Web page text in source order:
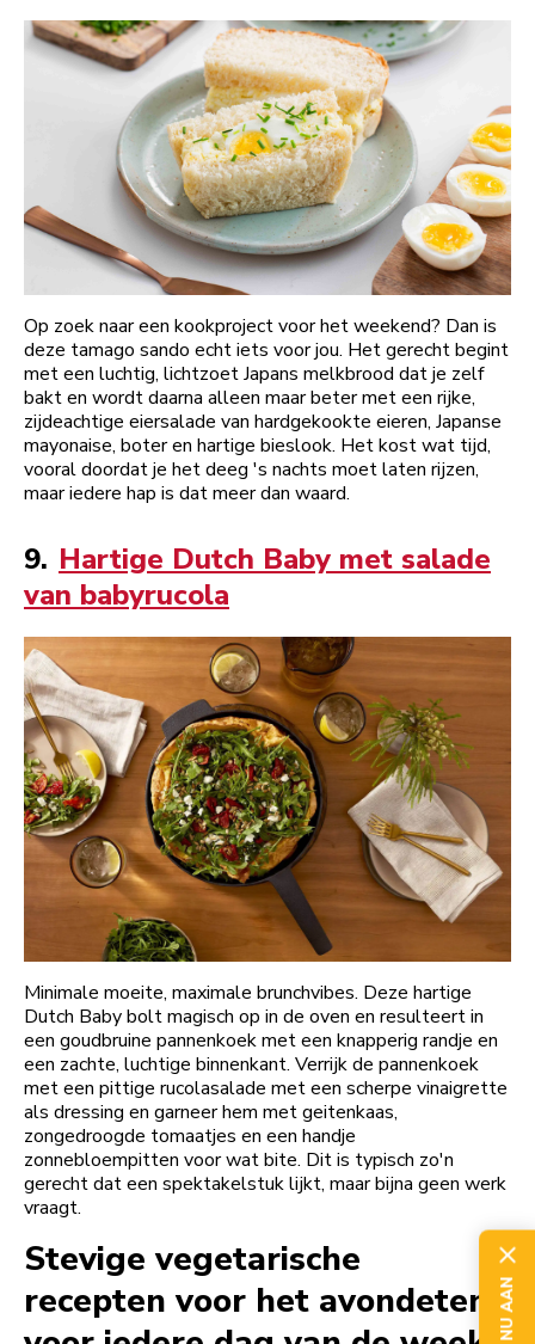
Op zoek naar een kookproject voor het weekend? Dan is
deze tamago sando echt iets voor jou. Het gerecht begint
met een luchtig, lichtzoet Japans melkbrood dat je zelf
bakt en wordt daarna alleen maar beter met een rijke,
zijdeachtige eiersalade van hardgekookte eieren, Japanse
mayonaise, boter en hartige bieslook. Het kost wat tijd,
vooral doordat je het deeg 's nachts moet laten rijzen,
maar iedere hap is dat meer dan waard.
9. Hartige Dutch Baby met salade
van babyrucola
Minimale moeite, maximale brunchvibes. Deze hartige
Dutch Baby bolt magisch op in de oven en resulteert in
een goudbruine pannenkoek met een knapperig randje en
een zachte, luchtige binnenkant. Verrijk de pannenkoek
met een pittige rucolasalade met een scherpe vinaigrette
als dressing en garneer hem met geitenkaas,
zongedroogde tomaatjes en een handje
zonnebloempitten voor wat bite. Dit is typisch zo'n
gerecht dat een spektakelstuk lijkt, maar bijna geen werk
vraagt.
Stevige vegetarische
recepten voor het avondeten,